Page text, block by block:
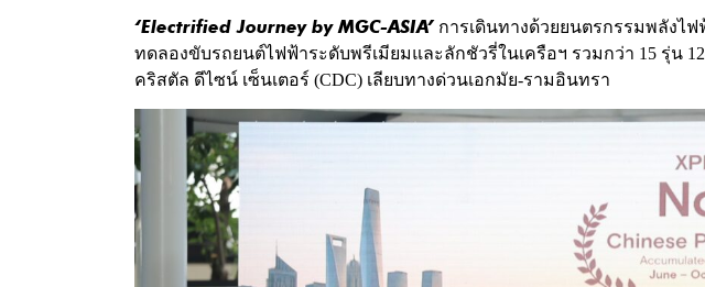
‘Electrified Journey by MGC-ASIA’การเดินทางด้วยยนตรกรรมพลังไ
ทดลองขับรถยนต์ไฟฟ้าระดับพรีเมียมและลักชัวรี่ในเครือฯ รวมกว่า 15 รุ่น
คริสตัล ดีไซน์ เซ็นเตอร์ (CDC) เลียบทางด่วนเอกมัย-รามอินทรา